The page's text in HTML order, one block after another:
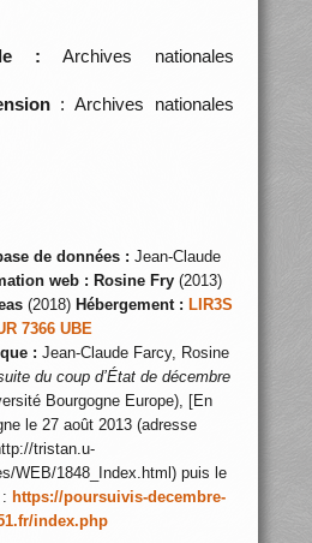
: Archives nationales
: Archives nationales
de données : Jean-Claude
web : Rosine Fry(2013)
(2018) Hébergement : LIR3S
7366 UBE
: Jean-Claude Farcy, Rosine
du coup d’État de décembre
Bourgogne Europe), [En
le 27 août 2013 (adresse
tristan.u-
WEB/1848_Index.html) puis le
https://poursuivis-decembre-
index.php